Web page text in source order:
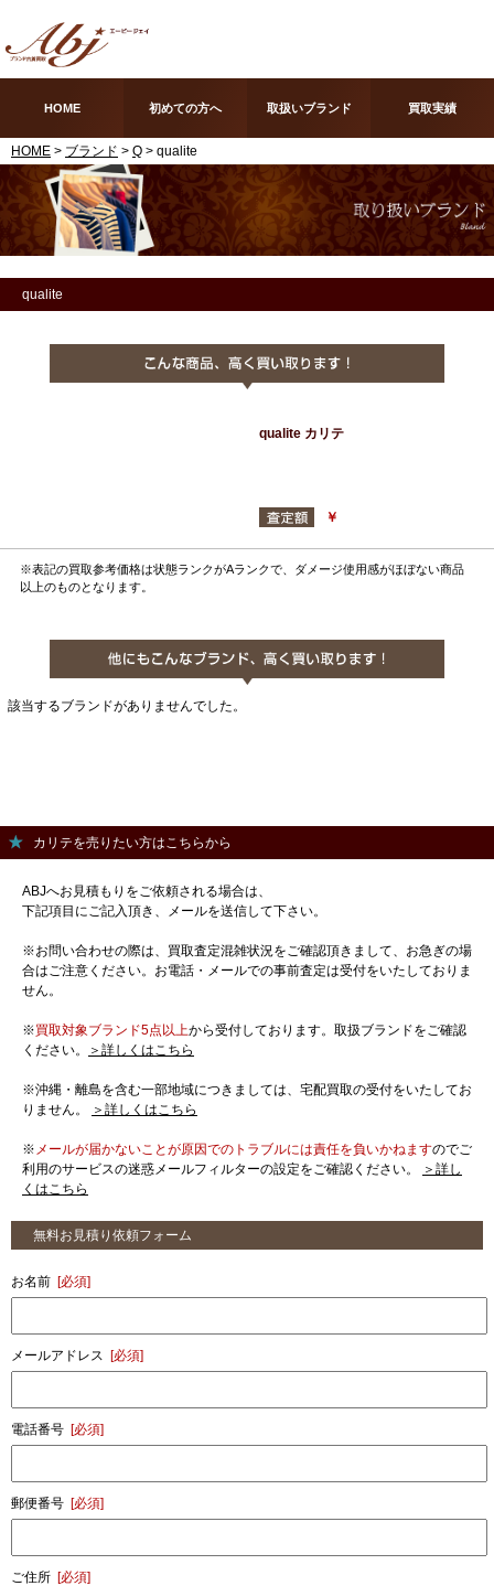
HOME 初めての方へ 取扱いブランド 買取実績
HOME > ブランド > Q > qualite
qualite
qualite カリテ
￥
※表記の買取参考価格は状態ランクがAランクで、ダメージ使用感がほぼない商品
以上のものとなります。
該当するブランドがありませんでした。
カリテを売りたい方はこちらから
ABJへお見積もりをご依頼される場合は、
下記項目にご記入頂き、メールを送信して下さい。
※お問い合わせの際は、買取査定混雑状況をご確認頂きまして、お急ぎの場
合はご注意ください。お電話・メールでの事前査定は受付をいたしておりま
せん。
※買取対象ブランド5点以上から受付しております。取扱ブランドをご確認
ください。
＞詳しくはこちら
※沖縄・離島を含む一部地域につきましては、宅配買取の受付をいたしてお
りません。
＞詳しくはこちら
※ メールが届かないことが原因でのトラブルには責任を負いかねますのでご
利用のサービスの迷惑メールフィルターの設定をご確認ください。
＞詳し
くはこちら
無料お見積り依頼フォーム
お名前 [必須]
メールアドレス [必須]
電話番号 [必須]
郵便番号 [必須]
ご住所 [必須]